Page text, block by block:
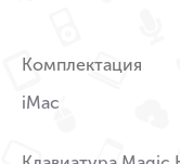
Комплектация
iMac